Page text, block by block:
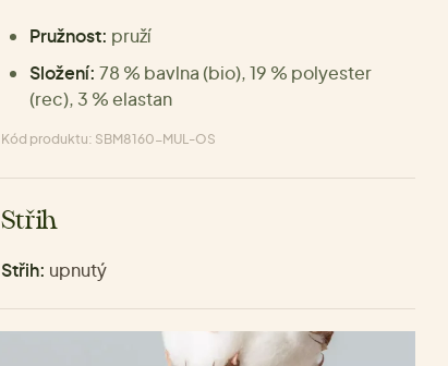
Pružnost: pruží
Složení: 78 % bavlna (bio), 19 % polyester
(rec), 3 % elastan
Kód produktu: SBM8160-MUL-OS
Střih
Střih: upnutý